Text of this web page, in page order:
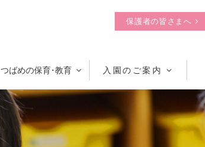
つばめの保育･教育 入園のご案内
保護者の皆さまへ